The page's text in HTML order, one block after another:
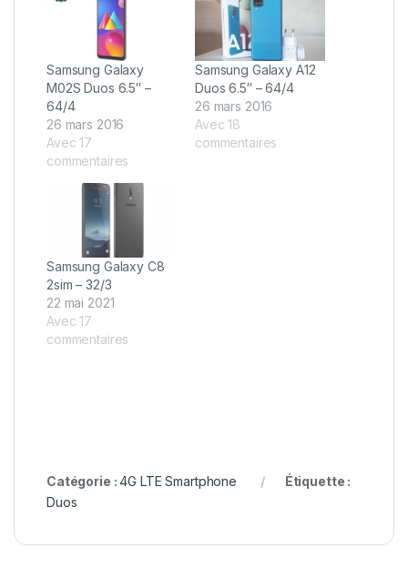
Samsung Galaxy
M02S Duos 6.5″ –
64/4
26 mars 2016
Avec 17
commentaires
Samsung Galaxy A12
Duos 6.5″ – 64/4
26 mars 2016
Avec 18
commentaires
Samsung Galaxy C8
2sim – 32/3
22 mai 2021
Avec 17
commentaires
Catégorie :4G LTE Smartphone
Étiquette :
Duos